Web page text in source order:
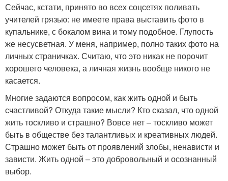
Сейчас, кстати, принято во всех соцсетях поливать
учителей грязью: не имеете права выставить фото в
купальнике, с бокалом вина и тому подобное. Глупость
же несусветная. У меня, например, полно таких фото на
личных страничках. Считаю, что это никак не порочит
хорошего человека, а личная жизнь вообще никого не
касается.
Многие задаются вопросом, как жить одной и быть
счастливой? Откуда такие мысли? Кто сказал, что одной
жить тоскливо и страшно? Вовсе нет – тоскливо может
быть в обществе без талантливых и креативных людей.
Страшно может быть от проявлений злобы, ненависти и
зависти. Жить одной – это добровольный и осознанный
выбор.